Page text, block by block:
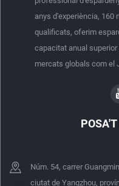
anys d'experiència, 160
qualificats, oferim
capacitat anual
mercats globals com el
Núm. 54, carrer
ciutat de Yangzhou,